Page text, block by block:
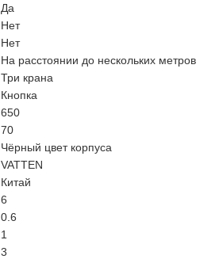
Да
Нет
Нет
На расстоянии до нескольких метров
Три крана
Кнопка
650
70
Чёрный цвет корпуса
VATTEN
Китай
6
0.6
1
3